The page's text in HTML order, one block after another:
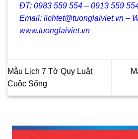
ĐT: 0983 559 554 – 0913 559
Email: lichtet@tuonglaiviet.vn –
www.tuonglaiviet.vn
Mẫu Lịch 7 Tờ Quy Luật
Cuộc Sống